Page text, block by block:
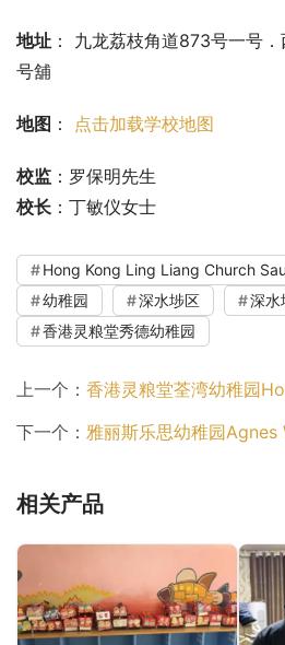
地址 ： 九龙荔枝角道873号一号
号舖
地图 ： 点击加载学校地图
校监 ：罗保明先生
校长 ：丁敏仪女士
Hong Kong Ling Liang Church
幼稚园
深水埗区
深水
香港灵粮堂秀德幼稚园
上一个： 香港灵粮堂荃湾幼稚园Hong Kong Ling Liang
下一个： 雅丽斯乐思幼稚园Agnes Wise
相关产品